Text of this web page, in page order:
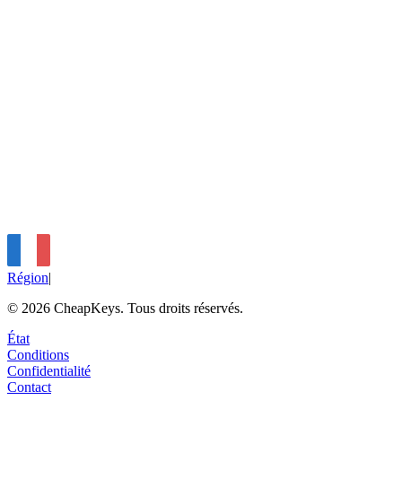
Région|
© 2026 CheapKeys. Tous droits réservés.
État
Conditions
Confidentialité
Contact